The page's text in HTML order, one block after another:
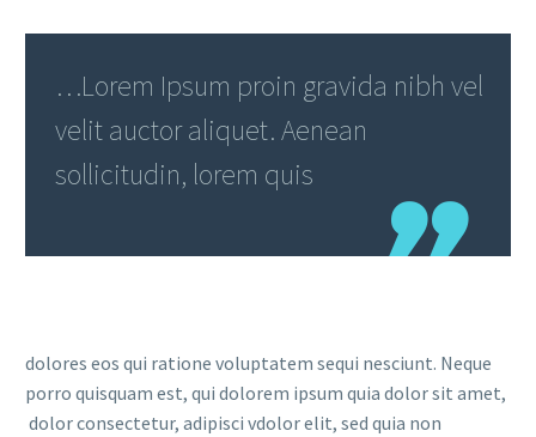
…Lorem Ipsum proin gravida nibh vel
velit auctor aliquet. Aenean
sollicitudin, lorem quis
dolores eos qui ratione voluptatem sequi nesciunt. Neque
porro quisquam est, qui dolorem ipsum quia dolor sit amet,
dolor consectetur, adipisci vdolor elit, sed quia non